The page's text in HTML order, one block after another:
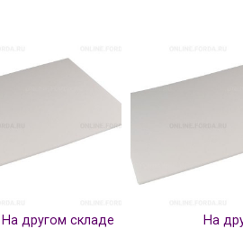
На другом складе На